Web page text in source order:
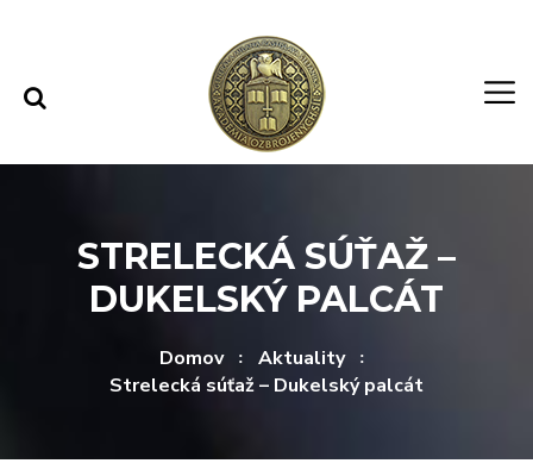
STRELECKÁ SÚŤAŽ –
DUKELSKÝ PALCÁT
Domov
Aktuality
Strelecká súťaž – Dukelský palcát